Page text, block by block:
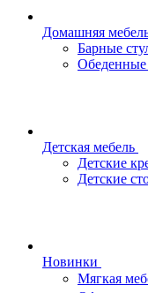
Домашняя
Барные
Обеденные
Детская мебель
Детские
Детские
Новинки
Мягкая